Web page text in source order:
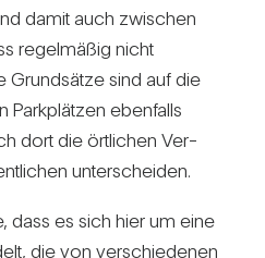
damit auch zwi­schen
regel­mäßig nicht
Grund­sätze sind auf die
Park­plätzen eben­falls
dort die ört­li­chen Ver­
unter­scheiden.
dass es sich hier um eine
die von ver­schie­denen